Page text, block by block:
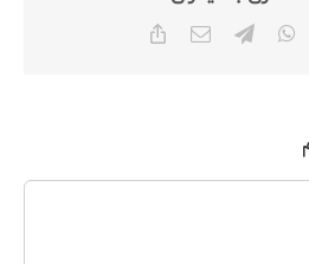
WhatsApp
Telegram
Email